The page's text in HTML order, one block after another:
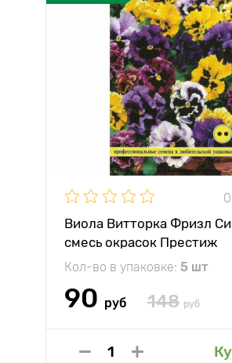
Виола Витторка Фризл
смесь окрасок Престиж
Кол-во в упаковке: 5 шт
90 руб 148 руб